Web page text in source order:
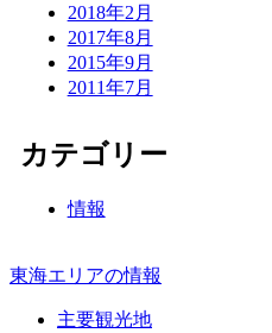
2018年2月
2017年8月
2015年9月
2011年7月
カテゴリー
情報
東海エリアの情報
主要観光地